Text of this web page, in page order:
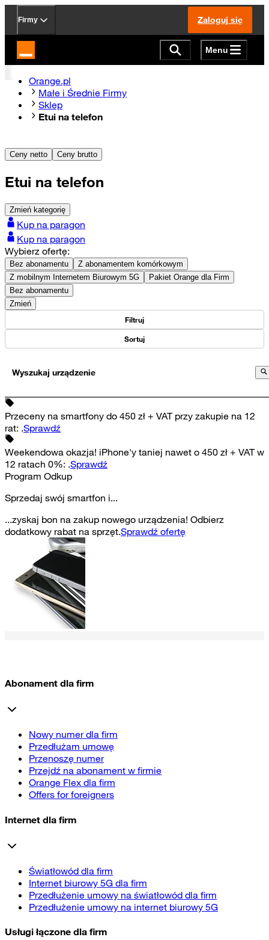
Firmy Zaloguj się
Strona główna Orange.pl Menu
Orange.pl
Małe i Średnie Firmy
Sklep
Etui na telefon
Ceny netto Ceny brutto
Etui na telefon
Zmień kategorię
Kup na paragon
Kup na paragon
Wybierz ofertę:
Bez abonamentu
Z abonamentem komórkowym
Z mobilnym Internetem Biurowym 5G
Pakiet Orange dla Firm
Bez abonamentu
Zmień
Filtruj
Sortuj
Wyszukaj urządzenie
Przeceny na smartfony do 450 zł + VAT przy zakupie na 12
rat: .Sprawdź
Weekendowa okazja! iPhone'y taniej nawet o 450 zł + VAT w
12 ratach 0%: .Sprawdź
Program Odkup
Sprzedaj swój smartfon i...
...zyskaj bon na zakup nowego urządzenia! Odbierz
dodatkowy rabat na sprzęt.Sprawdź ofertę
Abonament dla firm
Nowy numer dla firm
Przedłużam umowę
Przenoszę numer
Przejdź na abonament w firmie
Orange Flex dla firm
Offers for foreigners
Internet dla firm
Światłowód dla firm
Internet biurowy 5G dla firm
Przedłużenie umowy na światłowód dla firm
Przedłużenie umowy na internet biurowy 5G
Usługi łączone dla firm